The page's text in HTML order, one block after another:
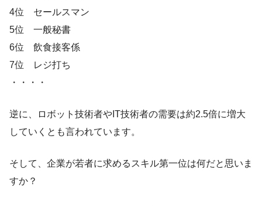
4位 セールスマン
5位 一般秘書
6位 飲食接客係
7位 レジ打ち
・・・・
逆に、ロボット技術者やIT技術者の需要は約2.5倍に増大
していくとも言われています。
そして、企業が若者に求めるスキル第一位は何だと思いま
すか？